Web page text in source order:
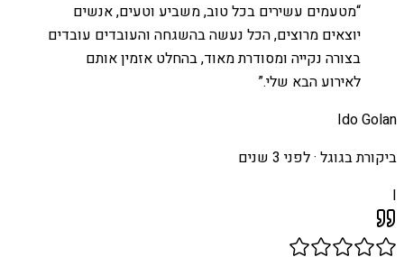
“מטעמים עשירים בכל טוב, משביע וטעים, אנשים
יוצאים מרוצים, הכל נעשה בהשגחה והעובדים עובדים
בצורה נקייה ומסודרת מאוד, בהחלט אזמין אותם
לאירוע הבא שלי.”
Ido Golan
ביקורת בגוגל ·לפני 3 שנים
I